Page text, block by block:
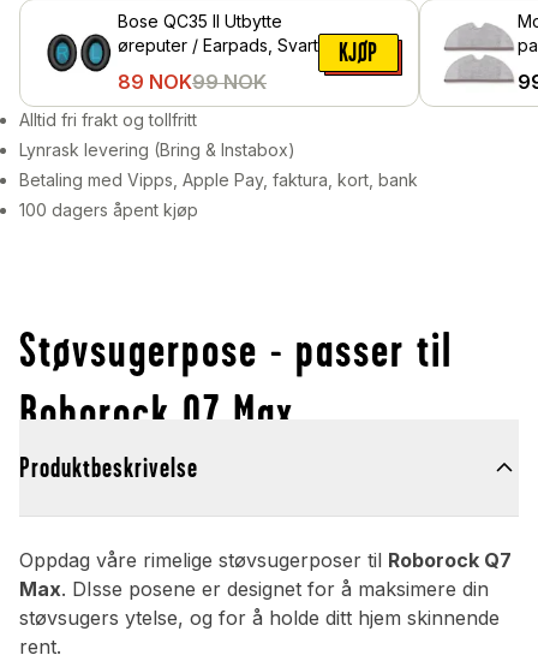
Bose QC35 II Utbytte
øreputer / Earpads, Svart
89 NOK99 NOK
KJØP
Alltid fri frakt og tollfritt
Lynrask levering (Bring & Instabox)
Betaling med Vipps, Apple Pay, faktura, kort, bank
100 dagers åpent kjøp
Støvsugerpose - passer til
Roborock Q7 Max
Produktbeskrivelse
Oppdag våre rimelige støvsugerposer til Roborock Q7
Max. DIsse posene er designet for å maksimere din
støvsugers ytelse, og for å holde ditt hjem skinnende
rent.